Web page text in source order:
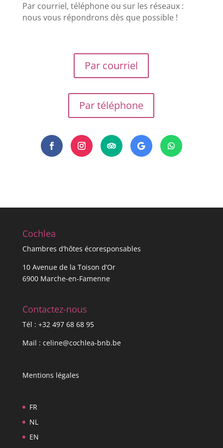
Par courriel, téléphone ou sur les réseaux :
nous vous répondrons dès que possible !
Par courriel
Par téléphone
Cochlea
Chambres d’hôtes écoresponsables
10 Avenue de la Toison d’Or
6900 Marche-en-Famenne
Contactez-nous
Tél : +32 497 68 68 95
Mail : celine@cochlea-bnb.be
Mentions légales
FR
NL
EN